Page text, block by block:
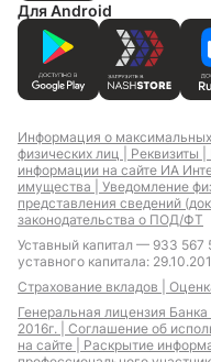
Для Android
Информация о
физических лиц | Реквизиты |
информации на сайте ИА
имущества | Уведомление
представления сведений
законодательства о ПОД/ФТ
Уставный капитал — 933 567
уставного капитала:
Страхование вкладов |
Генеральная лицензия
2016г. | Соглашение об
на сайте | Раскрытие